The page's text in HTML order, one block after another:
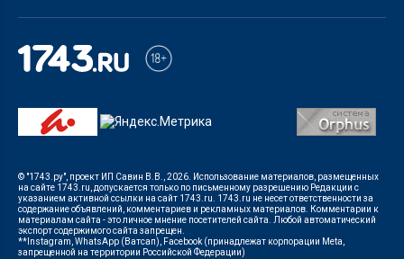
© "1743.ру", проект ИП Савин В.В., 2026. Использование материалов, размещенных
на сайте 1743.ru, допускается только по письменному разрешению Редакции с
указанием активной ссылки на сайт 1743.ru. 1743.ru не несет ответственности за
содержание объявлений, комментариев и рекламных материалов. Комментарии к
материалам сайта - это личное мнение посетителей сайта. Любой автоматический
экспорт содержимого сайта запрещен.
**Instagram, WhatsApp (Ватсап), Facebook (принадлежат корпорации Meta,
запрещенной на территории Российской Федерации)